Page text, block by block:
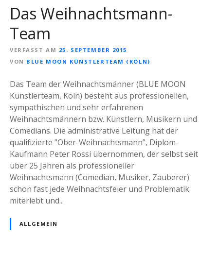
n
a
t
s
a
r
k
t
,
C
h
r
i
s
c
s
f
i
e
r
Das Weihnachtsmann-
Team
VERFASST AM 25. SEPTEMBER 2015
VON BLUE MOON KÜNSTLERTEAM (KÖLN)
Das Team der Weihnachtsmänner (BLUE MOON
Künstlerteam, Köln) besteht aus professionellen,
sympathischen und sehr erfahrenen
Weihnachtsmännern bzw. Künstlern, Musikern und
Comedians. Die administrative Leitung hat der
qualifizierte "Ober-Weihnachtsmann", Diplom-
Kaufmann Peter Rossi übernommen, der selbst seit
über 25 Jahren als professioneller
Weihnachtsmann (Comedian, Musiker, Zauberer)
schon fast jede Weihnachtsfeier und Problematik
miterlebt und...
ALLGEMEIN